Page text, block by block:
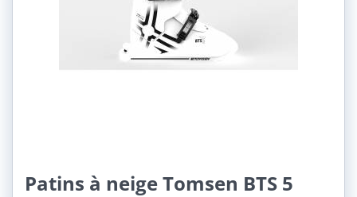
Patins à neige Tomsen BTS 5